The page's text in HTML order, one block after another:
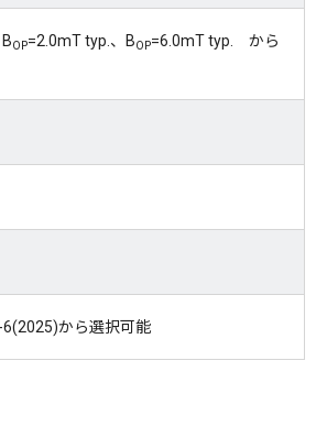
OP=2.0mT typ.、BOP=6.0mT typ. から
6(2025)から選択可能